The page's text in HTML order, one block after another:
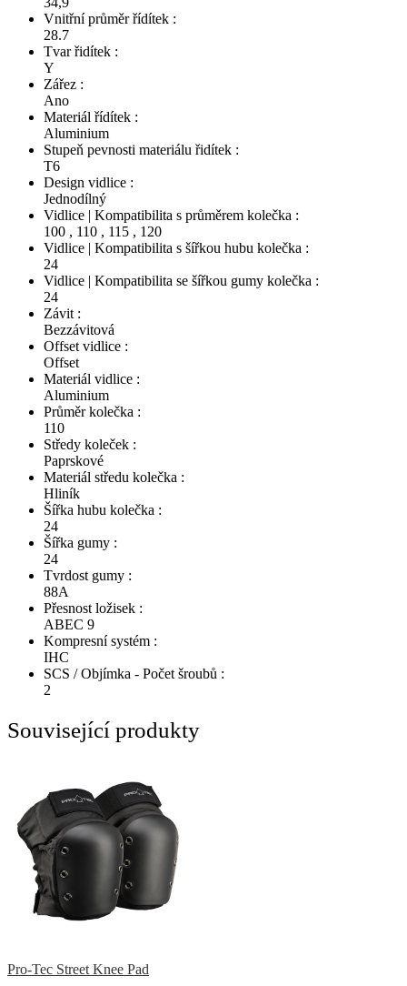
Vnitřní průměr řídítek :
28.7
Tvar řidítek :
Y
Zářez :
Ano
Materiál řídítek :
Aluminium
Stupeň pevnosti materiálu řidítek :
T6
Design vidlice :
Jednodílný
Vidlice | Kompatibilita s průměrem kolečka :
100 , 110 , 115 , 120
Vidlice | Kompatibilita s šířkou hubu kolečka :
24
Vidlice | Kompatibilita se šířkou gumy kolečka :
24
Závit :
Bezzávitová
Offset vidlice :
Offset
Materiál vidlice :
Aluminium
Průměr kolečka :
110
Středy koleček :
Paprskové
Materiál středu kolečka :
Hliník
Šířka hubu kolečka :
24
Šířka gumy :
24
Tvrdost gumy :
88A
Přesnost ložisek :
ABEC 9
Kompresní systém :
IHC
SCS / Objímka - Počet šroubů :
2
Související produkty
Pro-Tec Street Knee Pad